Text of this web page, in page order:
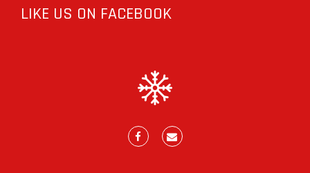
LIKE US ON FACEBOOK
FacebookE-